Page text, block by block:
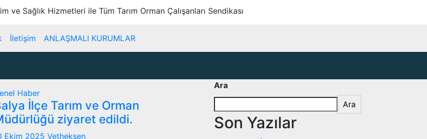
ve Sağlık Hizmetleri ile Tüm Tarım Orman Çalışanları Sendikası
İletişim ANLAŞMALI KURUMLAR
Haber
İlçe Tarım ve Orman
ziyaret edildi.
Ekim 2025 Vetheksen
Ara
Ara
Son Yazılar